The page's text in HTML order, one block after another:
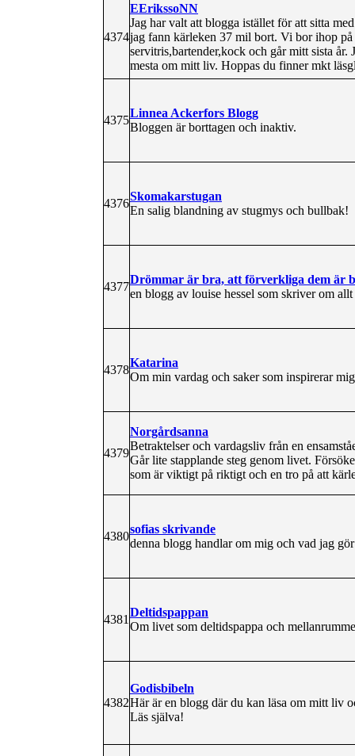
4374
EErikssoNN
Jag har valt att blogga istället för att sitta
jag fann kärleken 37 mil bort. Vi bor ihop
servitris,bartender,kock och går mitt sista
mesta om mitt liv. Hoppas du finner mkt
4375
Linnea Ackerfors Blogg
Bloggen är borttagen och inaktiv.
4376
Skomakarstugan
En salig blandning av stugmys och bullbak!
4377
Drömmar är bra, att förverkliga dem är
en blogg av louise hessel som skriver om
4378
Katarina
Om min vardag och saker som inspirerar
4379
Norgårdsanna
Betraktelser och vardagsliv från en
Går lite stapplande steg genom livet.
som är viktigt på riktigt och en tro på att
4380
sofias skrivande
denna blogg handlar om mig och vad jag
4381
Deltidspappan
Om livet som deltidspappa och
4382
Godisbibeln
Här är en blogg där du kan läsa om mitt liv
Läs själva!